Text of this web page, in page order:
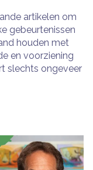
artikelen om
gebeurtenissen
houden met
en voorziening
slechts ongeveer